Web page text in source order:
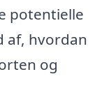
potentielle
af, hvordan
og